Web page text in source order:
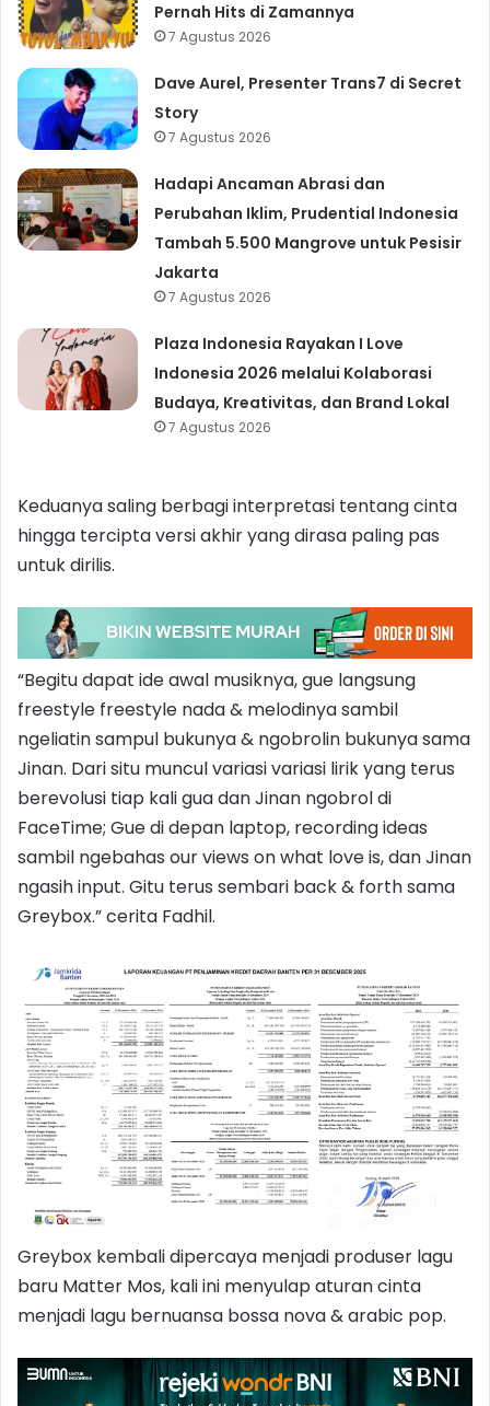
Pernah Hits di Zamannya
7 Agustus 2026
Dave Aurel, Presenter Trans7 di Secret
Story
7 Agustus 2026
Hadapi Ancaman Abrasi dan
Perubahan Iklim, Prudential Indonesia
Tambah 5.500 Mangrove untuk Pesisir
Jakarta
7 Agustus 2026
Plaza Indonesia Rayakan I Love
Indonesia 2026 melalui Kolaborasi
Budaya, Kreativitas, dan Brand Lokal
7 Agustus 2026
Keduanya saling berbagi interpretasi tentang cinta
hingga tercipta versi akhir yang dirasa paling pas
untuk dirilis.
“Begitu dapat ide awal musiknya, gue langsung
freestyle freestyle nada & melodinya sambil
ngeliatin sampul bukunya & ngobrolin bukunya sama
Jinan. Dari situ muncul variasi variasi lirik yang terus
berevolusi tiap kali gua dan Jinan ngobrol di
FaceTime; Gue di depan laptop, recording ideas
sambil ngebahas our views on what love is, dan Jinan
ngasih input. Gitu terus sembari back & forth sama
Greybox.” cerita Fadhil.
Greybox kembali dipercaya menjadi produser lagu
baru Matter Mos, kali ini menyulap aturan cinta
menjadi lagu bernuansa bossa nova & arabic pop.